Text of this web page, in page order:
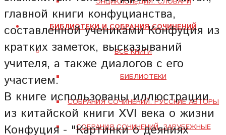
БИБЛИОТЕКИ И СОБРАНИЯ СОЧИНЕНИЙ
ВСЕ КНИГИ
БИБЛИОТЕКИ
СОБРАНИЯ СОЧИНЕНИЙ. РУССКИЕ АВТОРЫ
СОБРАНИЯ СОЧИНЕНИЙ. ЗАРУБЕЖНЫЕ
главной книги конфуцианства,
составленной учениками Конфуция из
кратких заметок, высказываний
учителя, а также диалогов с его
участием.
В книге использованы иллюстрации
из китайской книги XVI века о жизни
Конфуция - "Картинки о деяниях